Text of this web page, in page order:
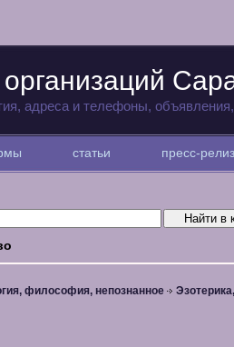
адреса и телефоны,
статьи пресс-
философия, непознанное
Эзотерика,